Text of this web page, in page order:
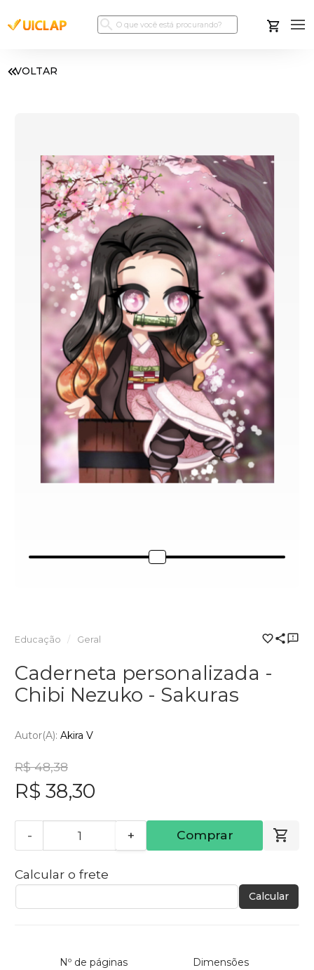
VOLTAR
Educação Geral
Caderneta personalizada -
Chibi Nezuko - Sakuras
Autor(a): Akira V
R$ 48,38
R$ 38,30
- + Comprar
Calcular o frete
Calcular
Nº de páginas Dimensões